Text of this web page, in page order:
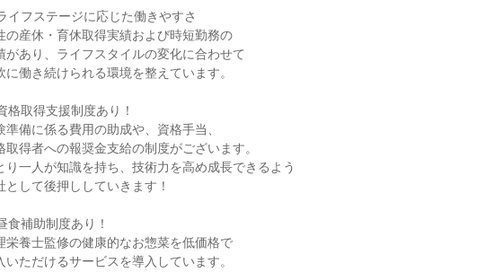
イフステージに応じた働きやすさ
の産休・育休取得実績および時短勤務の
があり、ライフスタイルの変化に合わせて
に働き続けられる環境を整えています。
格取得支援制度あり！
準備に係る費用の助成や、資格手当、
取得者への報奨金支給の制度がございます。
り一人が知識を持ち、技術力を高め成長できるよう
として後押ししていきます！
食補助制度あり！
栄養士監修の健康的なお惣菜を低価格で
いただけるサービスを導入しています。